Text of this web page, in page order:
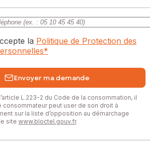
la Politique de Protection des
*
Envoyer ma demande
L.223-2 du Code de la consommation, il
consommateur peut user de son droit à
sur la liste d’opposition au démarchage
site www.bloctel.gouv.fr.